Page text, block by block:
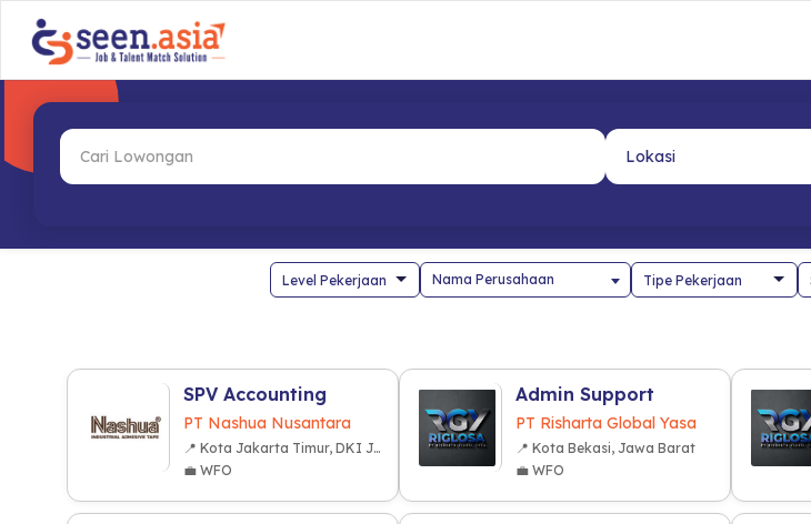
Nama Perusahaan
SPV Accounting
PT Nashua Nusantara
📍 Kota Jakarta Timur, DKI Jakarta
💼 WFO
Admin Support
PT Risharta Global Yasa
📍 Kota Bekasi, Jawa Barat
💼 WFO